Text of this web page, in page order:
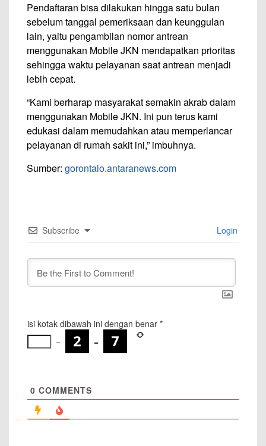
Pendaftaran bisa dilakukan hingga satu bulan
sebelum tanggal pemeriksaan dan keunggulan
lain, yaitu pengambilan nomor antrean
menggunakan Mobile JKN mendapatkan prioritas
sehingga waktu pelayanan saat antrean menjadi
lebih cepat.
“Kami berharap masyarakat semakin akrab dalam
menggunakan Mobile JKN. Ini pun terus kami
edukasi dalam memudahkan atau memperlancar
pelayanan di rumah sakit ini,” imbuhnya.
Sumber: gorontalo.antaranews.com
Subscribe Login
isi kotak dibawah ini dengan benar *
−
=
0 COMMENTS